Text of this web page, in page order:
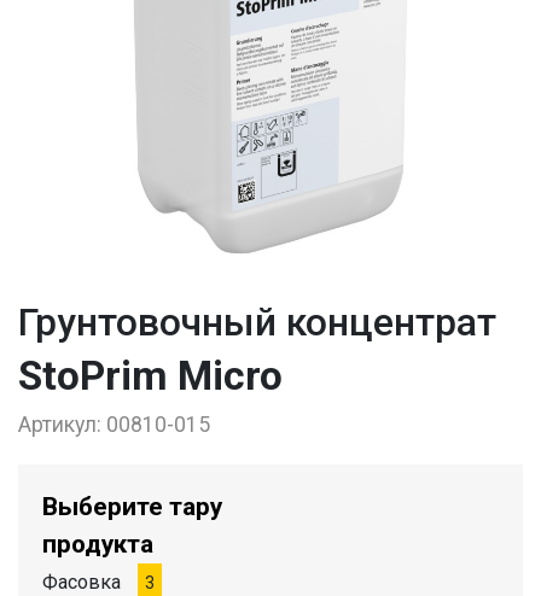
Грунтовочный концентрат
StoPrim Micro
Артикул: 00810-015
Выберите тару
продукта
Фасовка 3